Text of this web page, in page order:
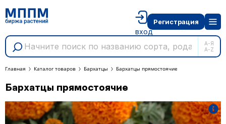
А-Я
A-Z
вход
Регистрация
Главная Каталог товаров Бархатцы Бархатцы прямостоячие
Бархатцы прямостоячие